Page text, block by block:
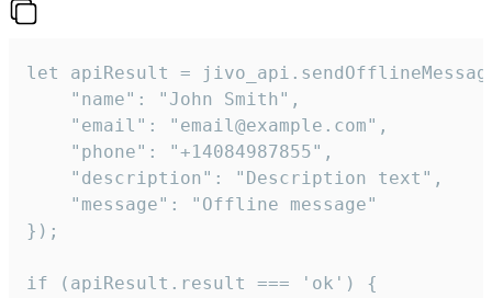
let apiResult =
    "name": "John Smith",
    "email": "email@example.com",
    "phone": "+14084987855",
    "description": "Description text",
    "message": "Offline message"
});
if (apiResult.result === 'ok') {